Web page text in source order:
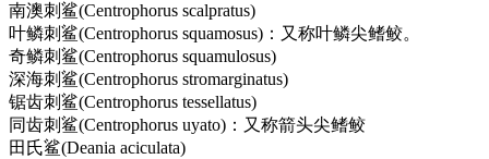
南澳刺鲨(Centrophorus scalpratus)
叶鳞刺鲨(Centrophorus squamosus)：又称叶鳞尖鳍鲛。
奇鳞刺鲨(Centrophorus squamulosus)
深海刺鲨(Centrophorus stromarginatus)
锯齿刺鲨(Centrophorus tessellatus)
同齿刺鲨(Centrophorus uyato)：又称箭头尖鳍鲛
田氏鲨(Deania aciculata)